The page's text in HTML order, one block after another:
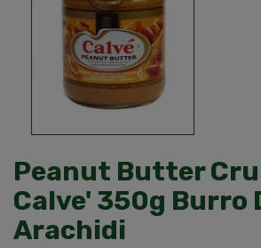
Peanut Butter
Calve' 350g Burro
Arachidi